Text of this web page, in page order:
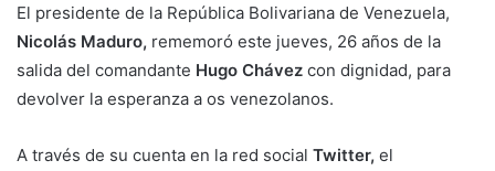
El presidente de la República Bolivariana de Venezuela,
Nicolás Maduro, rememoró este jueves, 26 años de la
salida del comandante Hugo Chávez con dignidad, para
devolver la esperanza a os venezolanos.
A través de su cuenta en la red social Twitter, el